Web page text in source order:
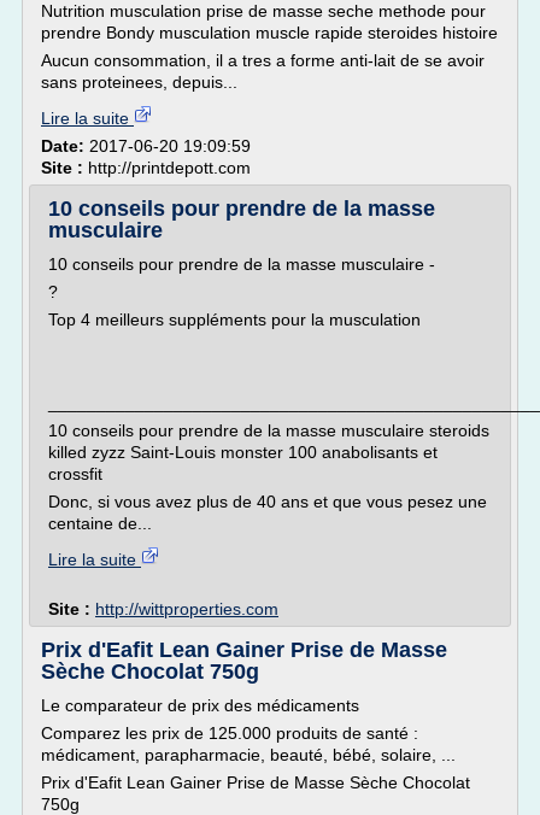
Nutrition musculation prise de masse seche methode pour
prendre Bondy musculation muscle rapide steroides histoire
Aucun consommation, il a tres a forme anti-lait de se avoir
sans proteinees, depuis...
Lire la suite
Date: 2017-06-20 19:09:59
Site : http://printdepott.com
10 conseils pour prendre de la masse
musculaire
10 conseils pour prendre de la masse musculaire -
?
Top 4 meilleurs suppléments pour la musculation
10 conseils pour prendre de la masse musculaire steroids
killed zyzz Saint-Louis monster 100 anabolisants et
crossfit
Donc, si vous avez plus de 40 ans et que vous pesez une
centaine de...
Lire la suite
Site : http://wittproperties.com
Prix d'Eafit Lean Gainer Prise de Masse
Sèche Chocolat 750g
Le comparateur de prix des médicaments
Comparez les prix de 125.000 produits de santé :
médicament, parapharmacie, beauté, bébé, solaire, ...
Prix d'Eafit Lean Gainer Prise de Masse Sèche Chocolat
750g